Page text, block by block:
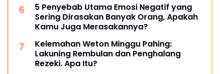
5 Penyebab Utama Emosi Negatif yang
Sering Dirasakan Banyak Orang, Apakah
Kamu Juga Merasakannya?
Kelemahan Weton Minggu Pahing:
Lakuning Rembulan dan Penghalang
Rezeki. Apa Itu?